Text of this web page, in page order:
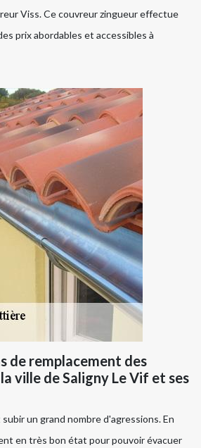
Viss. Ce couvreur zingueur effectue
prix abordables et accessibles à
de remplacement des
ville de Saligny Le Vif et ses
un grand nombre d'agressions. En
en très bon état pour pouvoir évacuer